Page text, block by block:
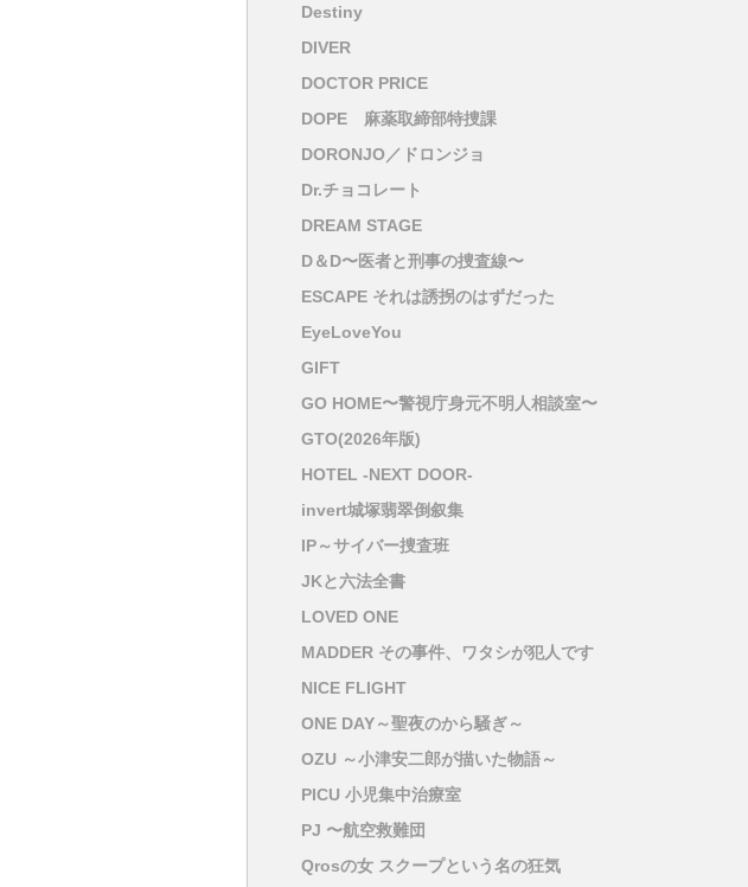
Destiny
DIVER
DOCTOR PRICE
DOPE 麻薬取締部特捜課
DORONJO／ドロンジョ
Dr.チョコレート
DREAM STAGE
D＆D〜医者と刑事の捜査線〜
ESCAPE それは誘拐のはずだった
EyeLoveYou
GIFT
GO HOME〜警視庁身元不明人相談室〜
GTO(2026年版)
HOTEL -NEXT DOOR-
invert城塚翡翠倒叙集
IP～サイバー捜査班
JKと六法全書
LOVED ONE
MADDER その事件、ワタシが犯人です
NICE FLIGHT
ONE DAY～聖夜のから騒ぎ～
OZU ～小津安二郎が描いた物語～
PICU 小児集中治療室
PJ 〜航空救難団
Qrosの女 スクープという名の狂気